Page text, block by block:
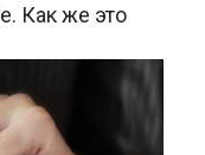
Как же это